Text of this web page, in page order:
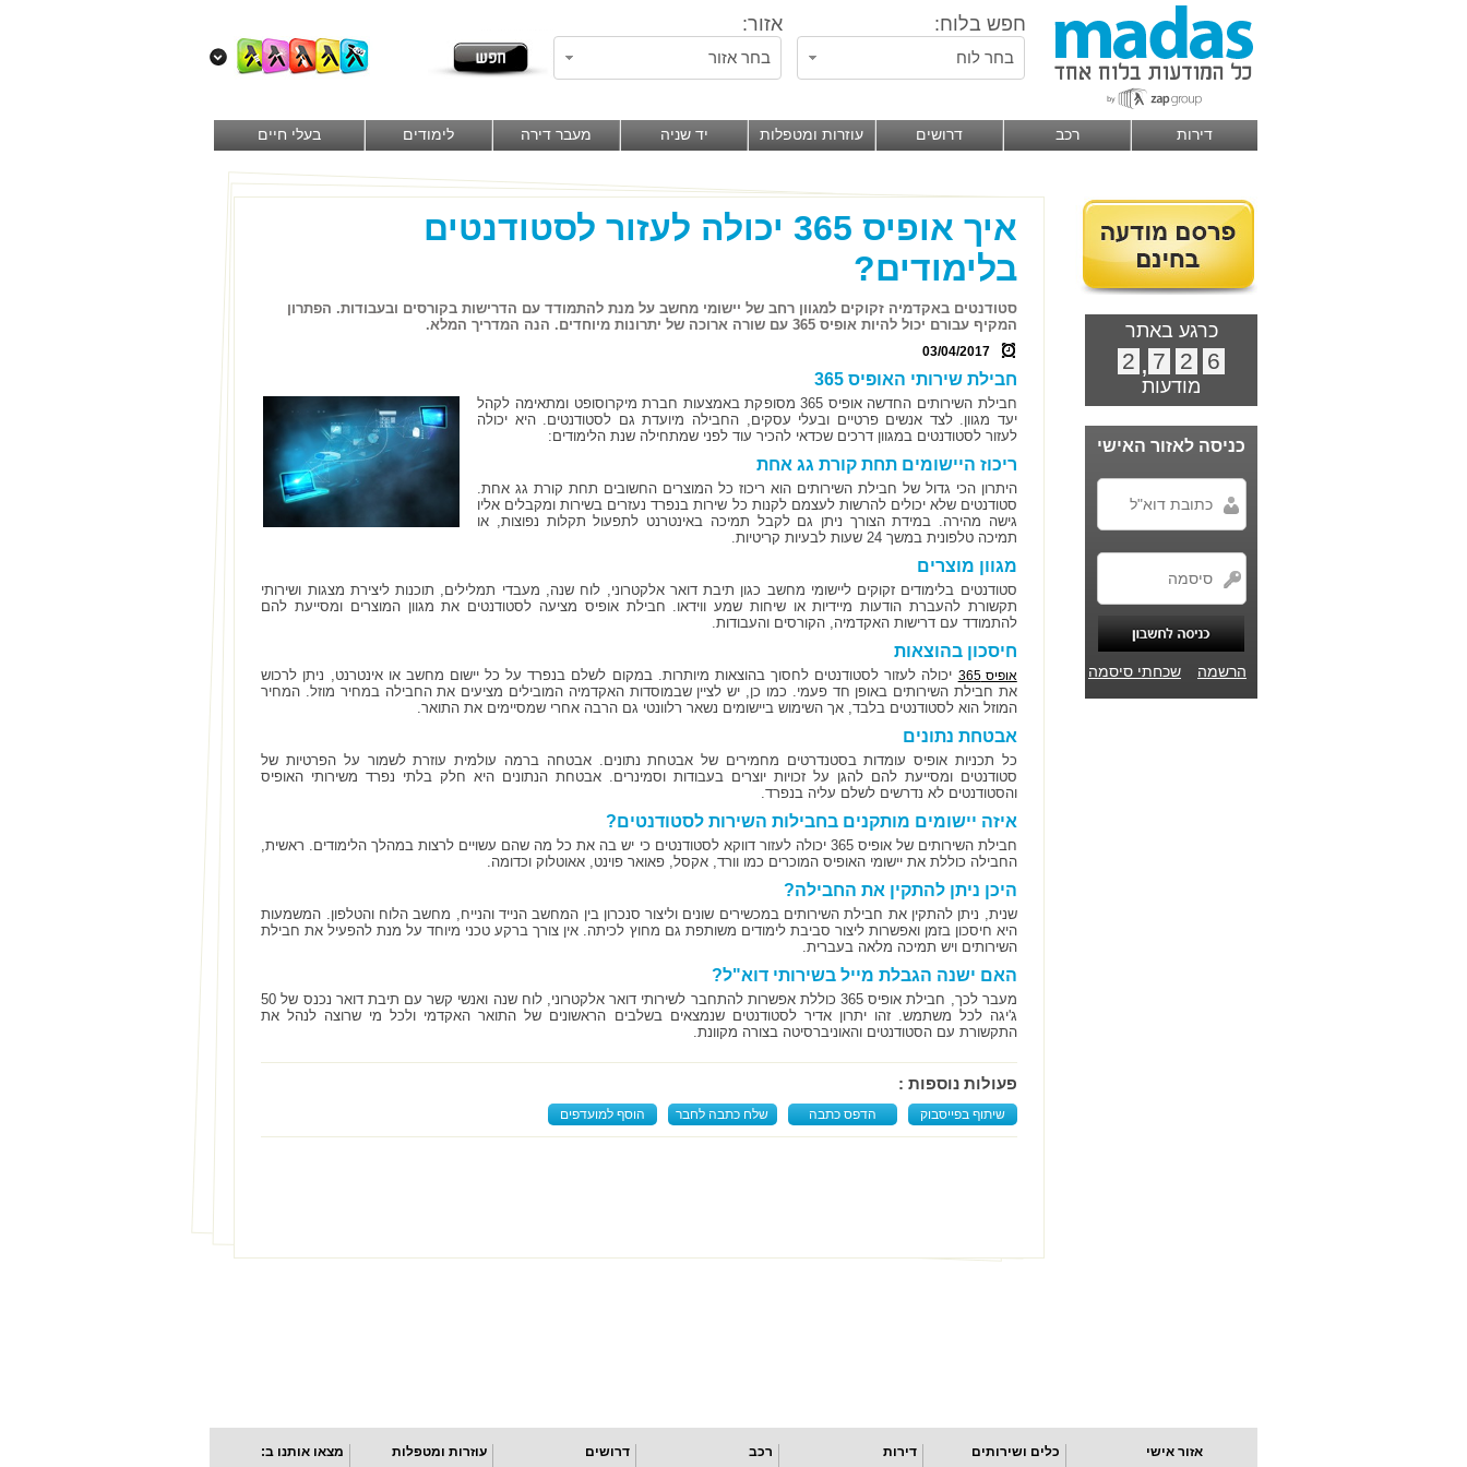
חפש בלוח: אזור:
בחר לוח בחר אזור
דירות רכב דרושים עוזרות ומטפלות יד שניה מעבר דירה לימודים בעלי חיים
כרגע באתר
6
2
7
,
2
מודעות
כניסה לאזור האישי
הרשמה שכחתי סיסמה
איך אופיס 365 יכולה לעזור לסטודנטים
בלימודים?
סטודנטים באקדמיה זקוקים למגוון רחב של יישומי מחשב על מנת להתמודד עם הדרישות בקורסים ובעבודות. הפתרון
המקיף עבורם יכול להיות אופיס 365 עם שורה ארוכה של יתרונות מיוחדים. הנה המדריך המלא.
03/04/2017
חבילת שירותי האופיס 365
חבילת השירותים החדשה אופיס 365 מסופקת באמצעות חברת מיקרוסופט ומתאימה לקהל
יעד מגוון. לצד אנשים פרטיים ובעלי עסקים, החבילה מיועדת גם לסטודנטים. היא יכולה
לעזור לסטודנטים במגוון דרכים שכדאי להכיר עוד לפני שמתחילה שנת הלימודים:
ריכוז היישומים תחת קורת גג אחת
היתרון הכי גדול של חבילת השירותים הוא ריכוז כל המוצרים החשובים תחת קורת גג אחת.
סטודנטים שלא יכולים להרשות לעצמם לקנות כל שירות בנפרד נעזרים בשירות ומקבלים אליו
גישה מהירה. במידת הצורך ניתן גם לקבל תמיכה באינטרנט לתפעול תקלות נפוצות, או
תמיכה טלפונית במשך 24 שעות לבעיות קריטיות.
מגוון מוצרים
סטודנטים בלימודים זקוקים ליישומי מחשב כגון תיבת דואר אלקטרוני, לוח שנה, מעבדי תמלילים, תוכנות ליצירת מצגות ושירותי
תקשורת להעברת הודעות מיידיות או שיחות שמע ווידאו. חבילת אופיס מציעה לסטודנטים את מגוון המוצרים ומסייעת להם
להתמודד עם דרישות האקדמיה, הקורסים והעבודות.
חיסכון בהוצאות
אופיס 365
יכולה לעזור לסטודנטים לחסוך בהוצאות מיותרות. במקום לשלם בנפרד על כל יישום מחשב או אינטרנט, ניתן לרכוש
את חבילת השירותים באופן חד פעמי. כמו כן, יש לציין שבמוסדות האקדמיה המובילים מציעים את החבילה במחיר מוזל. המחיר
המוזל הוא לסטודנטים בלבד, אך השימוש ביישומים נשאר רלוונטי גם הרבה אחרי שמסיימים את התואר.
אבטחת נתונים
כל תכניות אופיס עומדות בסטנדרטים מחמירים של אבטחת נתונים. אבטחה ברמה עולמית עוזרת לשמור על הפרטיות של
סטודנטים ומסייעת להם להגן על זכויות יוצרים בעבודות וסמינרים. אבטחת הנתונים היא חלק בלתי נפרד משירותי האופיס
והסטודנטים לא נדרשים לשלם עליה בנפרד.
איזה יישומים מותקנים בחבילות השירות לסטודנטים?
חבילת השירותים של אופיס 365 יכולה לעזור דווקא לסטודנטים כי יש בה את כל מה שהם עשויים לרצות במהלך הלימודים. ראשית,
החבילה כוללת את יישומי האופיס המוכרים כמו וורד, אקסל, פאואר פוינט, אאוטלוק וכדומה.
היכן ניתן להתקין את החבילה?
שנית, ניתן להתקין את חבילת השירותים במכשירים שונים וליצור סנכרון בין המחשב הנייד והנייח, מחשב הלוח והטלפון. המשמעות
היא חיסכון בזמן ואפשרות ליצור סביבת לימודים משותפת גם מחוץ לכיתה. אין צורך ברקע טכני מיוחד על מנת להפעיל את חבילת
השירותים ויש תמיכה מלאה בעברית.
האם ישנה הגבלת מייל בשירותי דוא"ל?
מעבר לכך, חבילת אופיס 365 כוללת אפשרות להתחבר לשירותי דואר אלקטרוני, לוח שנה ואנשי קשר עם תיבת דואר נכנס של 50
ג'יגה לכל משתמש. זהו יתרון אדיר לסטודנטים שנמצאים בשלבים הראשונים של התואר האקדמי ולכל מי שרוצה לנהל את
התקשורת עם הסטודנטים והאוניברסיטה בצורה מקוונת.
פעולות נוספות :
שיתוף בפייסבוק הדפס כתבה שלח כתבה לחבר הוסף למועדפים
אזור אישי כלים ושירותים דירות רכב דרושים עוזרות ומטפלות מצאו אותנו ב: